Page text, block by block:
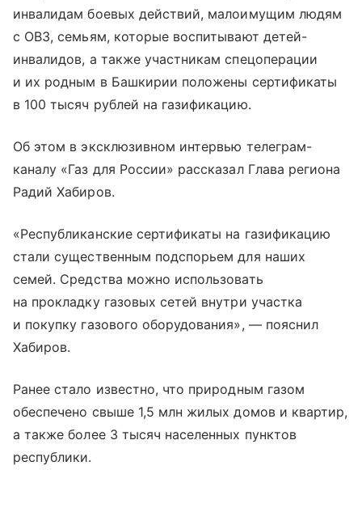
инвалидам боевых действий, малоимущим людям
с ОВЗ, семьям, которые воспитывают детей-
инвалидов, а также участникам спецоперации
и их родным в Башкирии положены сертификаты
в 100 тысяч рублей на газификацию.
Об этом в эксклюзивном интервью телеграм-
каналу «Газ для России» рассказал Глава региона
Радий Хабиров.
«Республиканские сертификаты на газификацию
стали существенным подспорьем для наших
семей. Средства можно использовать
на прокладку газовых сетей внутри участка
и покупку газового оборудования», — пояснил
Хабиров.
Ранее стало известно, что природным газом
обеспечено свыше 1,5 млн жилых домов и квартир,
а также более 3 тысяч населенных пунктов
республики.